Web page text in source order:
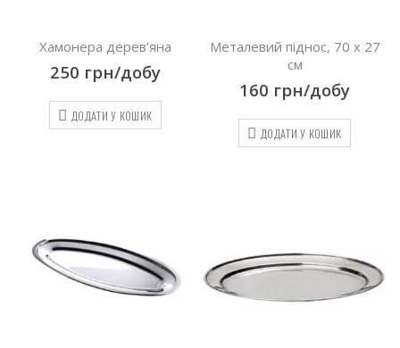
Хамонера дерев’яна
250 грн/добу
ДОДАТИ У КОШИК
Металевий піднос, 70 х 27
см
160 грн/добу
ДОДАТИ У КОШИК